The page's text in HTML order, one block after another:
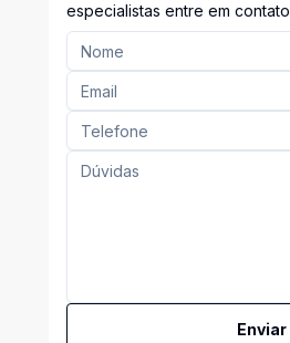
especialistas entre em contato
Enviar